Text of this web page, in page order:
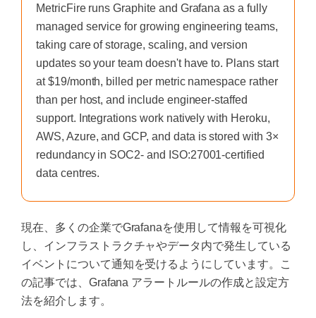
MetricFire runs Graphite and Grafana as a fully
managed service for growing engineering teams,
taking care of storage, scaling, and version
updates so your team doesn't have to. Plans start
at $19/month, billed per metric namespace rather
than per host, and include engineer-staffed
support. Integrations work natively with Heroku,
AWS, Azure, and GCP, and data is stored with 3×
redundancy in SOC2- and ISO:27001-certified
data centres.
現在、多くの企業でGrafanaを使用して情報を可視化
し、インフラストラクチャやデータ内で発生している
イベントについて通知を受けるようにしています。こ
の記事では、Grafana アラートルールの作成と設定方
法を紹介します。